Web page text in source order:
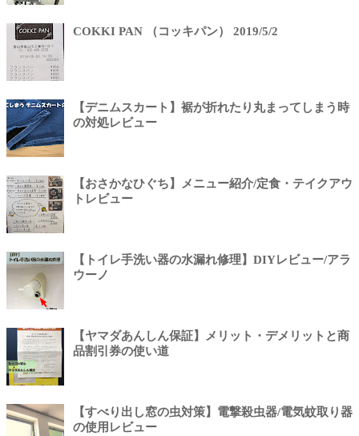
COKKI PAN （コッキパン） 2019/5/2
【デニムスカート】裾が折れたり丸まってしまう時
の対処レビュー
【おさかなひぐち】メニュー紹介/定食・テイクアウ
トレビュー
【トイレ手洗い器の水漏れ修理】DIYレビュー/アラ
ウーノ
【ヤマダあんしん保証】メリット・デメリットと商
品割引券の使い道
【すべり出し窓の虫対策】電撃殺虫器/電気蚊取り器
の使用レビュー